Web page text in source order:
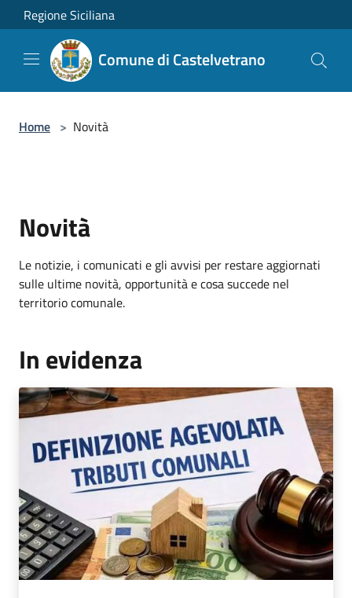
Salta al contenuto principale
Regione Siciliana
Comune di Castelvetrano
Home > Novità
Novità
Le notizie, i comunicati e gli avvisi per restare aggiornati
sulle ultime novità, opportunità e cosa succede nel
territorio comunale.
In evidenza